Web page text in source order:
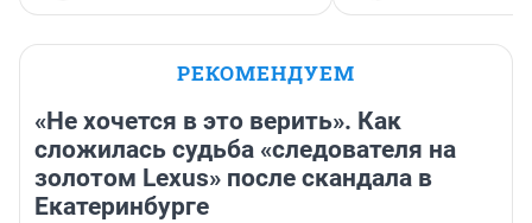
РЕКОМЕНДУЕМ
«Не хочется в это верить». Как
сложилась судьба «следователя на
золотом Lexus» после скандала в
Екатеринбурге